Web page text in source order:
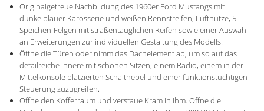
Originalgetreue Nachbildung des 1960er Ford Mustangs mit
dunkelblauer Karosserie und weißen Rennstreifen, Lufthutze, 5-
Speichen-Felgen mit straßentauglichen Reifen sowie einer Auswahl
an Erweiterungen zur individuellen Gestaltung des Modells.
Öffne die Türen oder nimm das Dachelement ab, um so auf das
detailreiche Innere mit schönen Sitzen, einem Radio, einem in der
Mittelkonsole platzierten Schalthebel und einer funktionstüchtigen
Steuerung zuzugreifen.
Öffne den Kofferraum und verstaue Kram in ihm. Öffne die